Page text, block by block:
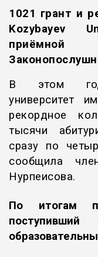
1021 грант и
Kozybayev
приёмной
В этом году
университет
рекордное
тысячи
сразу по
сообщила
Нурпеисова.
По итогам
поступивший